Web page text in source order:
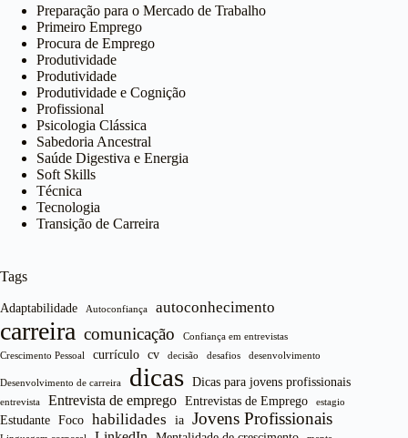
Preparação para o Mercado de Trabalho
Primeiro Emprego
Procura de Emprego
Produtividade
Produtividade
Produtividade e Cognição
Profissional
Psicologia Clássica
Sabedoria Ancestral
Saúde Digestiva e Energia
Soft Skills
Técnica
Tecnologia
Transição de Carreira
Tags
Adaptabilidade Autoconfiança autoconhecimento
carreira comunicação
Confiança em entrevistas
Crescimento Pessoal
currículo cv decisão desafios desenvolvimento
Desenvolvimento de carreira dicas Dicas para jovens profissionais
entrevista Entrevista de emprego Entrevistas de Emprego estagio
Estudante Foco habilidades ia Jovens Profissionais